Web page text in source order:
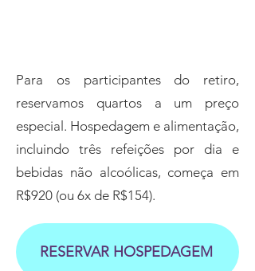
Para os participantes do retiro,
reservamos quartos a um preço
especial. Hospedagem e alimentação,
incluindo três refeições por dia e
bebidas não alcoólicas, começa em
R$920 (ou 6x de R$154).
RESERVAR HOSPEDAGEM